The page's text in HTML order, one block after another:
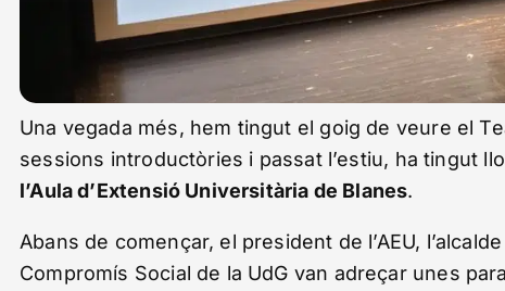
Una vegada més, hem tingut el goig de veure el
sessions introductòries i passat l’estiu, ha tingut
l’Aula d’Extensió Universitària de Blanes.
Abans de començar, el president de l’AEU,
Compromís Social de la UdG van adreçar unes